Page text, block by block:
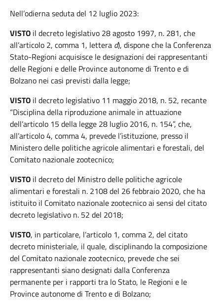
Nell’odierna seduta del 12 luglio 2023:
VISTO il decreto legislativo 28 agosto 1997, n. 281, che
all’articolo 2, comma 1, lettera d), dispone che la Conferenza
Stato-Regioni acquisisce le designazioni dei rappresentanti
delle Regioni e delle Province autonome di Trento e di
Bolzano nei casi previsti dalla legge;
VISTO il decreto legislativo 11 maggio 2018, n. 52, recante
“Disciplina della riproduzione animale in attuazione
dell’articolo 15 della legge 28 luglio 2016, n. 154”, che,
all’articolo 4, comma 4, prevede l’istituzione, presso il
Ministero delle politiche agricole alimentari e forestali, del
Comitato nazionale zootecnico;
VISTO il decreto del Ministro delle politiche agricole
alimentari e forestali n. 2108 del 26 febbraio 2020, che ha
istituito il Comitato nazionale zootecnico ai sensi del citato
decreto legislativo n. 52 del 2018;
VISTO, in particolare, l’articolo 1, comma 2, del citato
decreto ministeriale, il quale, disciplinando la composizione
del Comitato nazionale zootecnico, prevede che sei
rappresentanti siano designati dalla Conferenza
permanente per i rapporti tra lo Stato, le Regioni e le
Province autonome di Trento e di Bolzano;